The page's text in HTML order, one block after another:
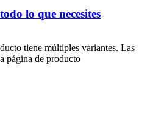
lo que necesites
tiene múltiples variantes. Las
página de producto